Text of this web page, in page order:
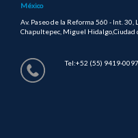
México
Av. Paseo de la Reforma 560 - Int. 30,
Chapultepec, Miguel Hidalgo,Ciudad
Tel:+52 (55) 9419-0097